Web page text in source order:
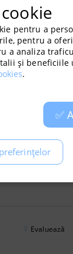
CO
dumneavoastră cu
încât valoarea
cantitatea
și, prin urmare,
funcționează fără
ce are ca
Evaluează
pentru a
pentru a
a analiza
și beneficiile
.
✅